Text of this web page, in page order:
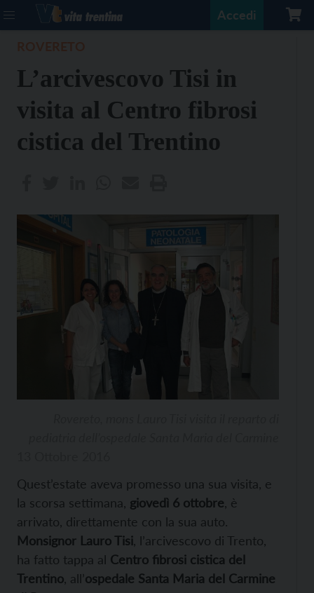
Accedi
L’arcivescovo Tisi in
visita al Centro fibrosi
cistica del Trentino
Quest’estate aveva promesso una sua visita, e
la scorsa settimana, giovedì 6 ottobre , è
arrivato, direttamente con la sua auto.
Monsignor Lauro Tisi , l’arcivescovo di Trento,
ha fatto tappa al Centro fibrosi cistica del
Trentino , all’ospedale Santa Maria del Carmine